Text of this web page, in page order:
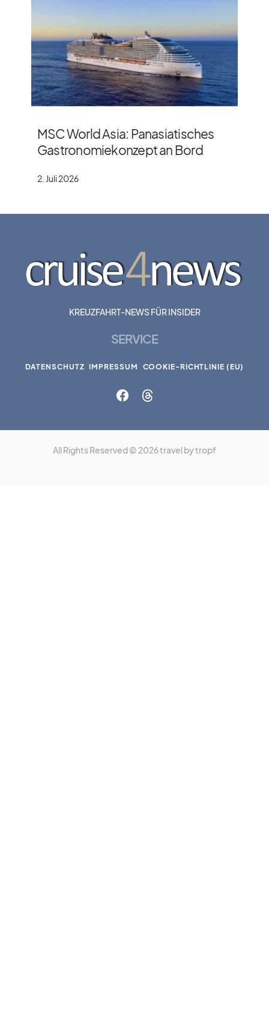
MSC World Asia: Panasiatisches
Gastronomiekonzept an Bord
2. Juli 2026
KREUZFAHRT-NEWS FÜR INSIDER
SERVICE
DATENSCHUTZ IMPRESSUM COOKIE-RICHTLINIE (EU)
All Rights Reserved © 2026 travel by tropf